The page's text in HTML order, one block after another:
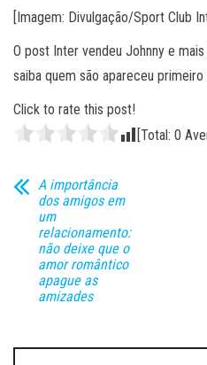
[Imagem: Divulgação/Sport Club
O post Inter vendeu Johnny e
saiba quem são apareceu
Click to rate this post!
[Total: 0
A importância
dos amigos em
um
relacionamento:
não deixe que o
amor romântico
apague as
amizades